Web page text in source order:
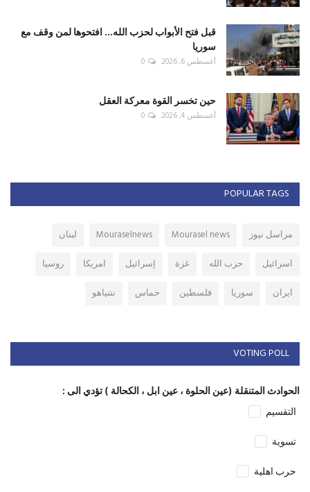
قبل فتح الأبواب لحزب الله... افتحوها لمن وقف مع
سوريا
أغسطس 6, 2026 0
حين تخسر القوة معركة العقل
أغسطس 4, 2026 0
POPULAR TAGS
مراسل نيوز Mourasel news
Mouraselnews
لبنان
اسرائيل
حزب الله غزة إسرائيل امريكا
روسيا
ايران
سوريا فلسطين حماس نتنياهو
VOTING POLL
الحوادث المتنقلة (عين الحلوة ، عين ابل ، الكحالة ) تؤدي الى :
التقسيم
تسوية
حرب اهلية